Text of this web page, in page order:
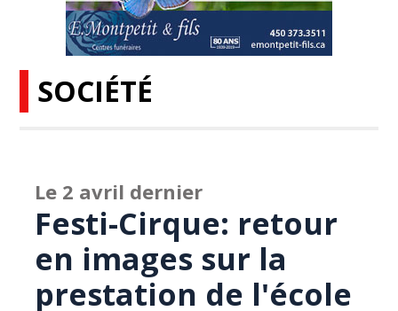
SOCIÉTÉ
Le 2 avril dernier
Festi-Cirque: retour
en images sur la
prestation de l'école